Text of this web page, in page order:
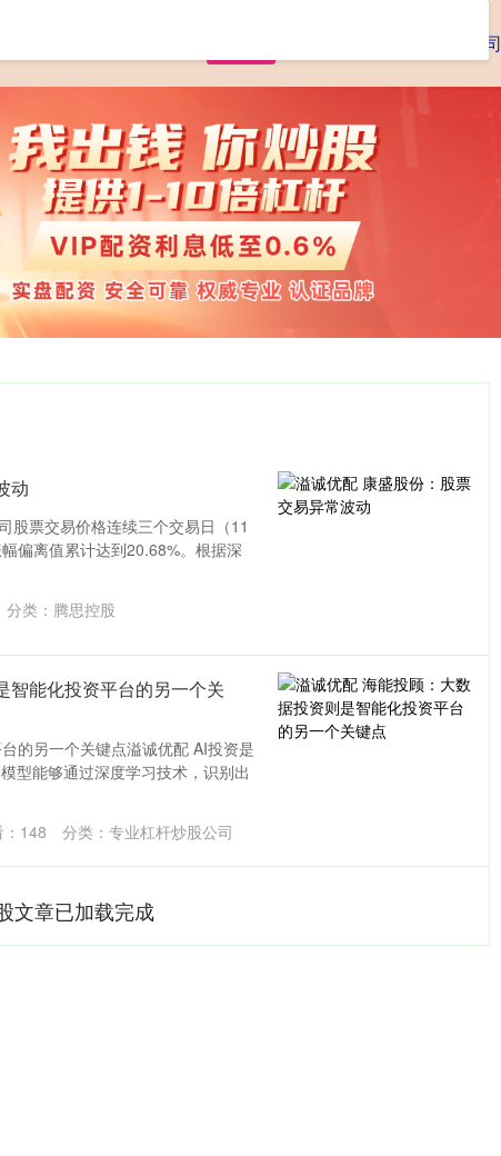
专业杠杆炒股公司
动
股票交易价格连续三个交易日（11
偏离值累计达到20.68%。根据深
分类： 腾思控股
智能化投资平台的另一个关
的另一个关键点溢诚优配 AI投资是
型能够通过深度学习技术，识别出
148 分类： 专业杠杆炒股公司
文章已加载完成